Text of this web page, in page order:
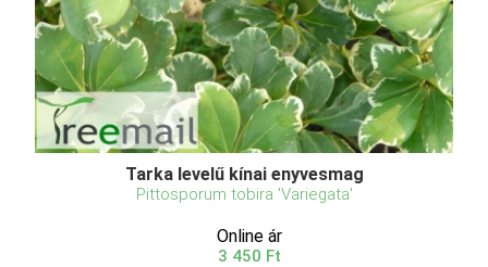
Tarka levelű kínai enyvesmag
Pittosporum tobira 'Variegata'
Online ár
3 450 Ft